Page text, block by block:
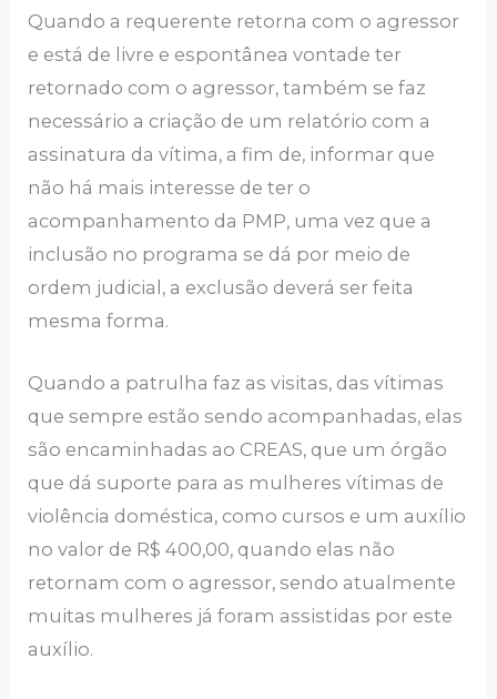
Quando a requerente retorna com o agressor
e está de livre e espontânea vontade ter
retornado com o agressor, também se faz
necessário a criação de um relatório com a
assinatura da vítima, a fim de, informar que
não há mais interesse de ter o
acompanhamento da PMP, uma vez que a
inclusão no programa se dá por meio de
ordem judicial, a exclusão deverá ser feita
mesma forma.
Quando a patrulha faz as visitas, das vítimas
que sempre estão sendo acompanhadas, elas
são encaminhadas ao CREAS, que um órgão
que dá suporte para as mulheres vítimas de
violência doméstica, como cursos e um auxílio
no valor de R$ 400,00, quando elas não
retornam com o agressor, sendo atualmente
muitas mulheres já foram assistidas por este
auxílio.